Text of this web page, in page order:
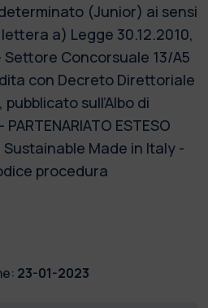
(Junior) ai sensi
a) Legge 30.12.2010,
Settore Concorsuale 13/A5
con Decreto Direttoriale
sull’Albo di
ESTESO
Made in Italy -
procedura
23-01-2023